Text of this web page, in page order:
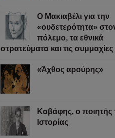
O Μακιαβέλι για την
«ουδετερότητα»
πόλεμο, τα εθνικά
στρατεύματα και τις συμμαχίες
«Άχθος αρούρης»
Καβάφης, ο ποιητής
Ιστορίας